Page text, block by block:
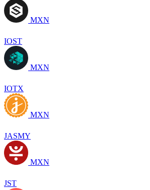
MXN
IOST
MXN
IOTX
MXN
JASMY
MXN
JST